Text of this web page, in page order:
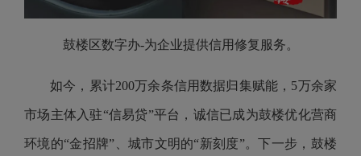
鼓楼区数字办-为企业提供信用修复服务。
如今，累计200万余条信用数据归集赋能，5万余家
市场主体入驻“信易贷”平台，诚信已成为鼓楼优化营商
环境的“金招牌”、城市文明的“新刻度”。下一步，鼓楼